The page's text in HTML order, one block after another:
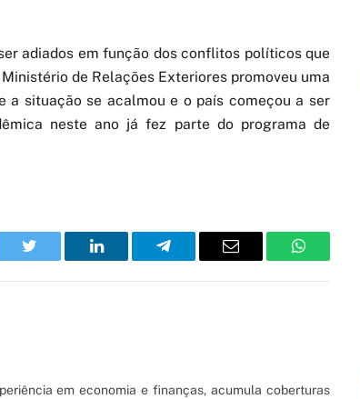
adiados em função dos conflitos políticos que
de Relações Exteriores promoveu uma
a situação se acalmou e o país começou a ser
neste ano já fez parte do programa de
Twitter LinkedIn Telegram Email WhatsApp
em economia e finanças, acumula coberturas